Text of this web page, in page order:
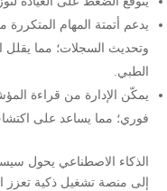
يدعم أتمتة المهام المتكررة
وتحديث السجلات؛ مما يقلل
الطبي.
يمكّن الإدارة من قراءة
فوري؛ مما يساعد على
الذكاء الاصطناعي يحول
إلى منصة تشغيل ذكية تعزز